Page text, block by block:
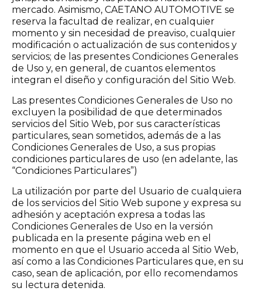
mercado. Asimismo, CAETANO AUTOMOTIVE se
reserva la facultad de realizar, en cualquier
momento y sin necesidad de preaviso, cualquier
modificación o actualización de sus contenidos y
servicios; de las presentes Condiciones Generales
de Uso y, en general, de cuantos elementos
integran el diseño y configuración del Sitio Web.
Las presentes Condiciones Generales de Uso no
excluyen la posibilidad de que determinados
servicios del Sitio Web, por sus características
particulares, sean sometidos, además de a las
Condiciones Generales de Uso, a sus propias
condiciones particulares de uso (en adelante, las
“Condiciones Particulares”)
La utilización por parte del Usuario de cualquiera
de los servicios del Sitio Web supone y expresa su
adhesión y aceptación expresa a todas las
Condiciones Generales de Uso en la versión
publicada en la presente página web en el
momento en que el Usuario acceda al Sitio Web,
así como a las Condiciones Particulares que, en su
caso, sean de aplicación, por ello recomendamos
su lectura detenida.